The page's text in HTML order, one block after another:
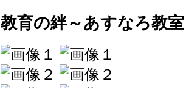
教育の絆～あすなろ教